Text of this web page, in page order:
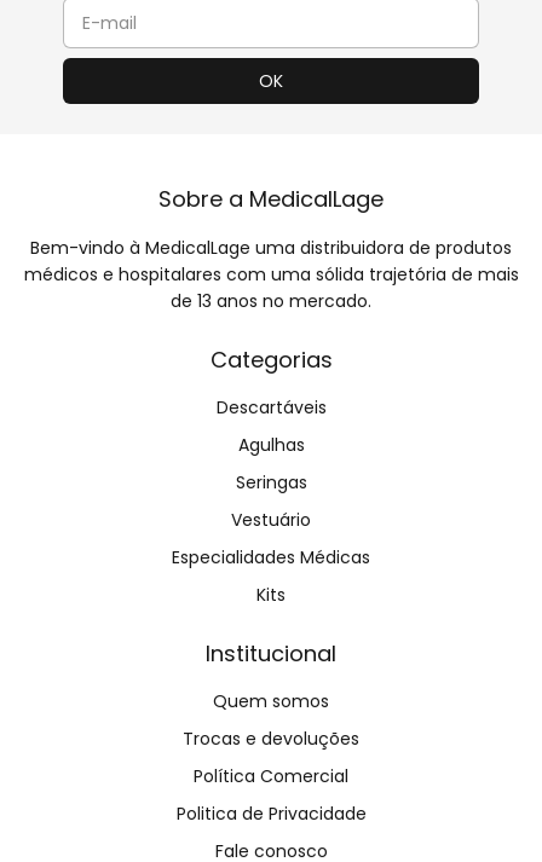
Sobre a MedicalLage
Bem-vindo à MedicalLage uma distribuidora de produtos
médicos e hospitalares com uma sólida trajetória de mais
de 13 anos no mercado.
Categorias
Descartáveis
Agulhas
Seringas
Vestuário
Especialidades Médicas
Kits
Institucional
Quem somos
Trocas e devoluções
Política Comercial
Politica de Privacidade
Fale conosco